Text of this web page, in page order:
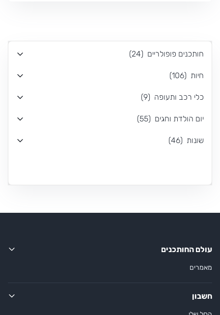
חותכנים פופולריים (
24
)
חיות (
106
)
כלי רכב ותעופה (
9
)
יום הולדת וחגים (
55
)
שונות (
46
)
עולם החותכנים
מאמרים
חשבון